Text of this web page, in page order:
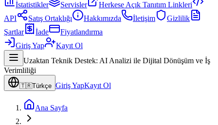
İstatistikler Servisler
Herkese Açık Tanıtım Linkleri
API
Satış Ortaklığı Hakkımızda İletişim
Gizlilik
Şartlar
İade
Fiyatlandırma
Giriş Yap
Kayıt Ol
Uzaktan Teknik Destek: AI Analizi ile Dijital Dönüşüm ve İş
Verimliliği
🇹🇷Türkçe Giriş YapKayıt Ol
Ana Sayfa